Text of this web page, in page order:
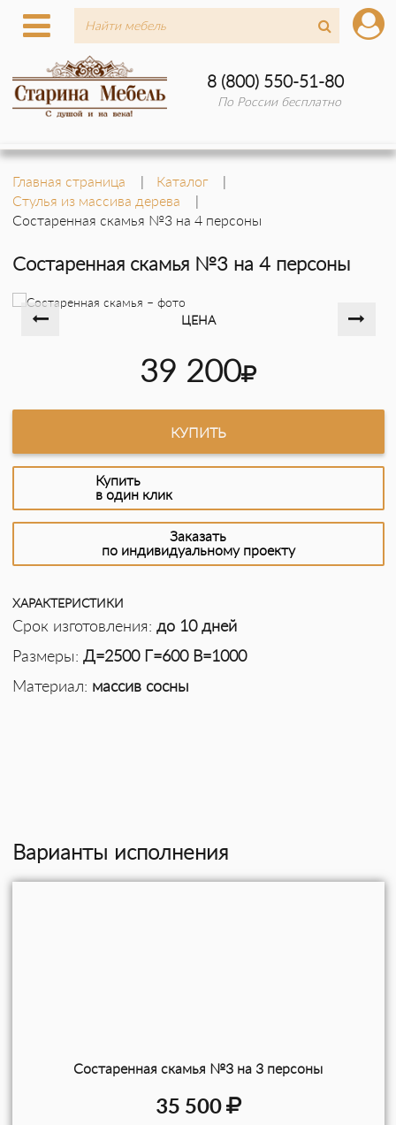
8 (800) 550-51-80
По России бесплатно
Главная страница
Каталог
Стулья из массива дерева
Состаренная скамья №3 на 4 персоны
Состаренная скамья №3 на 4 персоны
ЦЕНА
39 200
КУПИТЬ
Купить
в один клик
Заказать
по индивидуальному проекту
ХАРАКТЕРИСТИКИ
Срок изготовления: до 10 дней
Размеры: Д=2500 Г=600 В=1000
Материал: массив сосны
Варианты исполнения
Состаренная скамья №3 на 3 персоны
35 500